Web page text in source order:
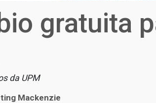
gratuita
da UPM
Mackenzie